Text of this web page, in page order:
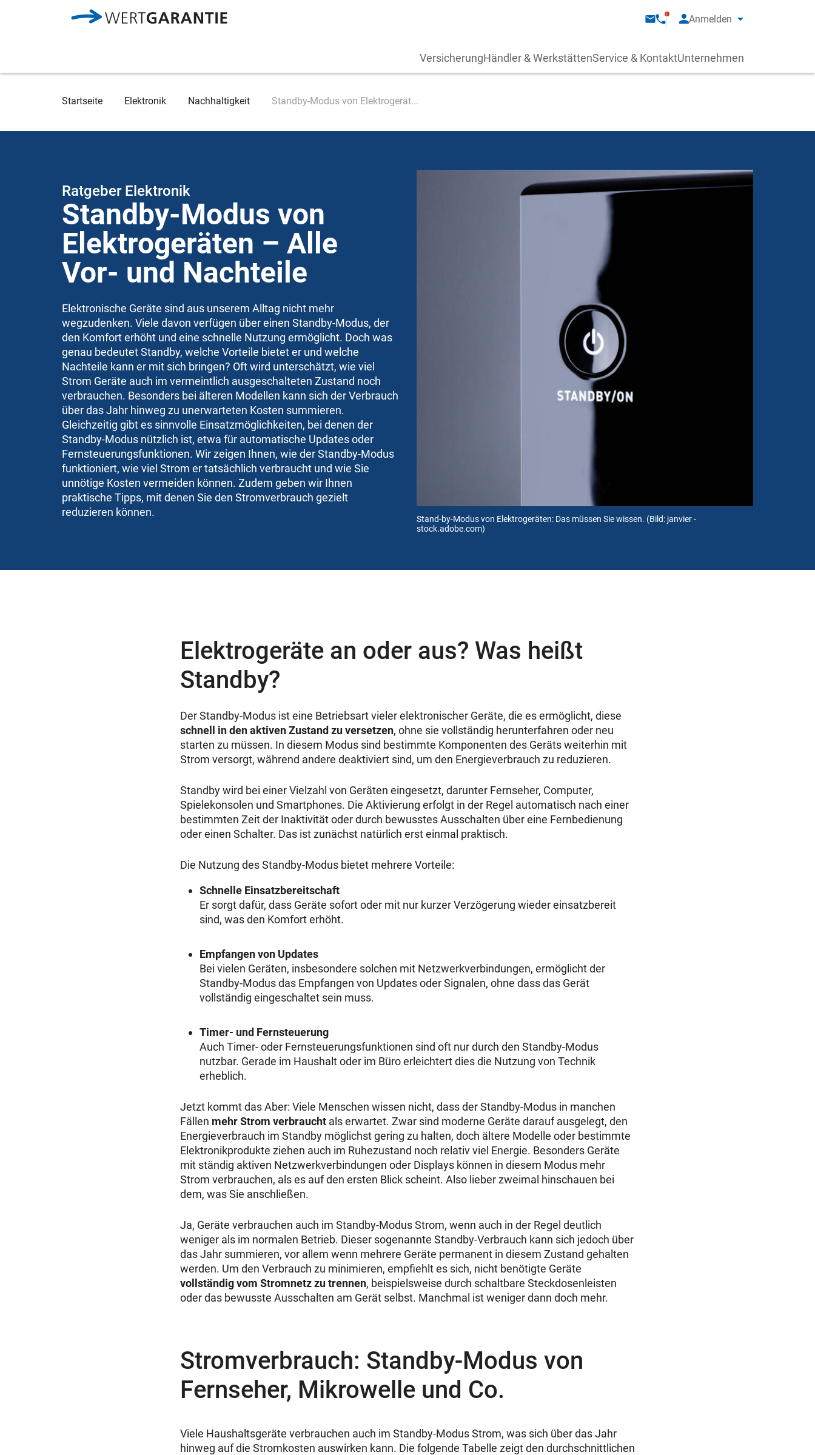
Anmelden
VersicherungHändler & WerkstättenService & KontaktUnternehmen
Breadcrumb
Startseite Elektronik Nachhaltigkeit Standby-Modus von Elektrogerät...
Stand-by-Modus von Elektrogeräten: Das müssen Sie wissen. (Bild: janvier -
stock.adobe.com)
Ratgeber Elektronik
Standby-Modus von
Elektrogeräten – Alle
Vor- und Nachteile
Elektronische Geräte sind aus unserem Alltag nicht mehr
wegzudenken. Viele davon verfügen über einen Standby-Modus, der
den Komfort erhöht und eine schnelle Nutzung ermöglicht. Doch was
genau bedeutet Standby, welche Vorteile bietet er und welche
Nachteile kann er mit sich bringen? Oft wird unterschätzt, wie viel
Strom Geräte auch im vermeintlich ausgeschalteten Zustand noch
verbrauchen. Besonders bei älteren Modellen kann sich der Verbrauch
über das Jahr hinweg zu unerwarteten Kosten summieren.
Gleichzeitig gibt es sinnvolle Einsatzmöglichkeiten, bei denen der
Standby-Modus nützlich ist, etwa für automatische Updates oder
Fernsteuerungsfunktionen. Wir zeigen Ihnen, wie der Standby-Modus
funktioniert, wie viel Strom er tatsächlich verbraucht und wie Sie
unnötige Kosten vermeiden können. Zudem geben wir Ihnen
praktische Tipps, mit denen Sie den Stromverbrauch gezielt
reduzieren können.
Elektrogeräte an oder aus? Was heißt
Standby?
Der Standby-Modus ist eine Betriebsart vieler elektronischer Geräte, die es ermöglicht, diese
schnell in den aktiven Zustand zu versetzen, ohne sie vollständig herunterfahren oder neu
starten zu müssen. In diesem Modus sind bestimmte Komponenten des Geräts weiterhin mit
Strom versorgt, während andere deaktiviert sind, um den Energieverbrauch zu reduzieren.
Standby wird bei einer Vielzahl von Geräten eingesetzt, darunter Fernseher, Computer,
Spielekonsolen und Smartphones. Die Aktivierung erfolgt in der Regel automatisch nach einer
bestimmten Zeit der Inaktivität oder durch bewusstes Ausschalten über eine Fernbedienung
oder einen Schalter. Das ist zunächst natürlich erst einmal praktisch.
Die Nutzung des Standby-Modus bietet mehrere Vorteile:
Schnelle Einsatzbereitschaft
Er sorgt dafür, dass Geräte sofort oder mit nur kurzer Verzögerung wieder einsatzbereit
sind, was den Komfort erhöht.
Empfangen von Updates
Bei vielen Geräten, insbesondere solchen mit Netzwerkverbindungen, ermöglicht der
Standby-Modus das Empfangen von Updates oder Signalen, ohne dass das Gerät
vollständig eingeschaltet sein muss.
Timer- und Fernsteuerung
Auch Timer- oder Fernsteuerungsfunktionen sind oft nur durch den Standby-Modus
nutzbar. Gerade im Haushalt oder im Büro erleichtert dies die Nutzung von Technik
erheblich.
Jetzt kommt das Aber: Viele Menschen wissen nicht, dass der Standby-Modus in manchen
Fällen mehr Strom verbraucht als erwartet. Zwar sind moderne Geräte darauf ausgelegt, den
Energieverbrauch im Standby möglichst gering zu halten, doch ältere Modelle oder bestimmte
Elektronikprodukte ziehen auch im Ruhezustand noch relativ viel Energie. Besonders Geräte
mit ständig aktiven Netzwerkverbindungen oder Displays können in diesem Modus mehr
Strom verbrauchen, als es auf den ersten Blick scheint. Also lieber zweimal hinschauen bei
dem, was Sie anschließen.
Ja, Geräte verbrauchen auch im Standby-Modus Strom, wenn auch in der Regel deutlich
weniger als im normalen Betrieb. Dieser sogenannte Standby-Verbrauch kann sich jedoch über
das Jahr summieren, vor allem wenn mehrere Geräte permanent in diesem Zustand gehalten
werden. Um den Verbrauch zu minimieren, empfiehlt es sich, nicht benötigte Geräte
vollständig vom Stromnetz zu trennen, beispielsweise durch schaltbare Steckdosenleisten
oder das bewusste Ausschalten am Gerät selbst. Manchmal ist weniger dann doch mehr.
Stromverbrauch: Standby-Modus von
Fernseher, Mikrowelle und Co.
Viele Haushaltsgeräte verbrauchen auch im Standby-Modus Strom, was sich über das Jahr
hinweg auf die Stromkosten auswirken kann. Die folgende Tabelle zeigt den durchschnittlichen